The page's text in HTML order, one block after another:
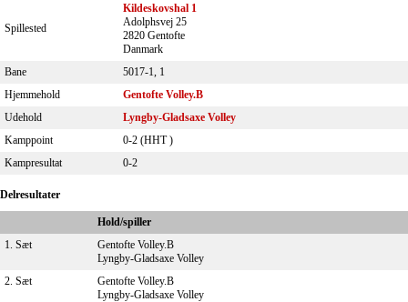
Spillested
Kildeskovshal 1
Adolphsvej 25
2820 Gentofte
Danmark
Bane
5017-1, 1
Hjemmehold
Gentofte Volley.B
Udehold
Lyngby-Gladsaxe Volley
Kamppoint
0-2 (HHT)
Kampresultat
0-2
Delresultater
Hold/spiller
1. Sæt
Gentofte Volley.B
Lyngby-Gladsaxe Volley
2. Sæt
Gentofte Volley.B
Lyngby-Gladsaxe Volley